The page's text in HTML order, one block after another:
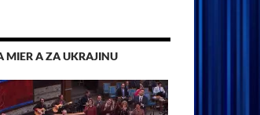
MIER A ZA UKRAJINU